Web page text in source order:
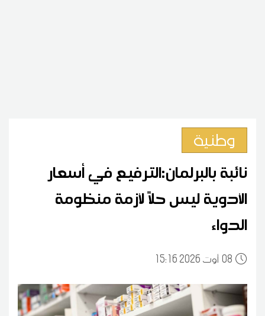
وطنية
نائبة بالبرلمان:الترفيع في أسعار
الأدوية ليس حلاً لأزمة منظومة
الدواء
0815:16 2026 أوت